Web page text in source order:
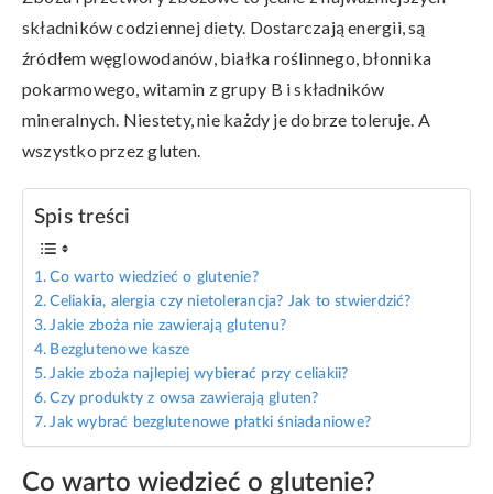
składników codziennej diety. Dostarczają energii, są
źródłem węglowodanów, białka roślinnego, błonnika
pokarmowego, witamin z grupy B i składników
mineralnych. Niestety, nie każdy je dobrze toleruje. A
wszystko przez gluten.
Spis treści
Co warto wiedzieć o glutenie?
Celiakia, alergia czy nietolerancja? Jak to stwierdzić?
Jakie zboża nie zawierają glutenu?
Bezglutenowe kasze
Jakie zboża najlepiej wybierać przy celiakii?
Czy produkty z owsa zawierają gluten?
Jak wybrać bezglutenowe płatki śniadaniowe?
Co warto wiedzieć o glutenie?